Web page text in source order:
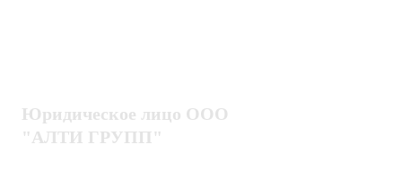
Юридическое лицо ООО
"АЛТИ ГРУПП"